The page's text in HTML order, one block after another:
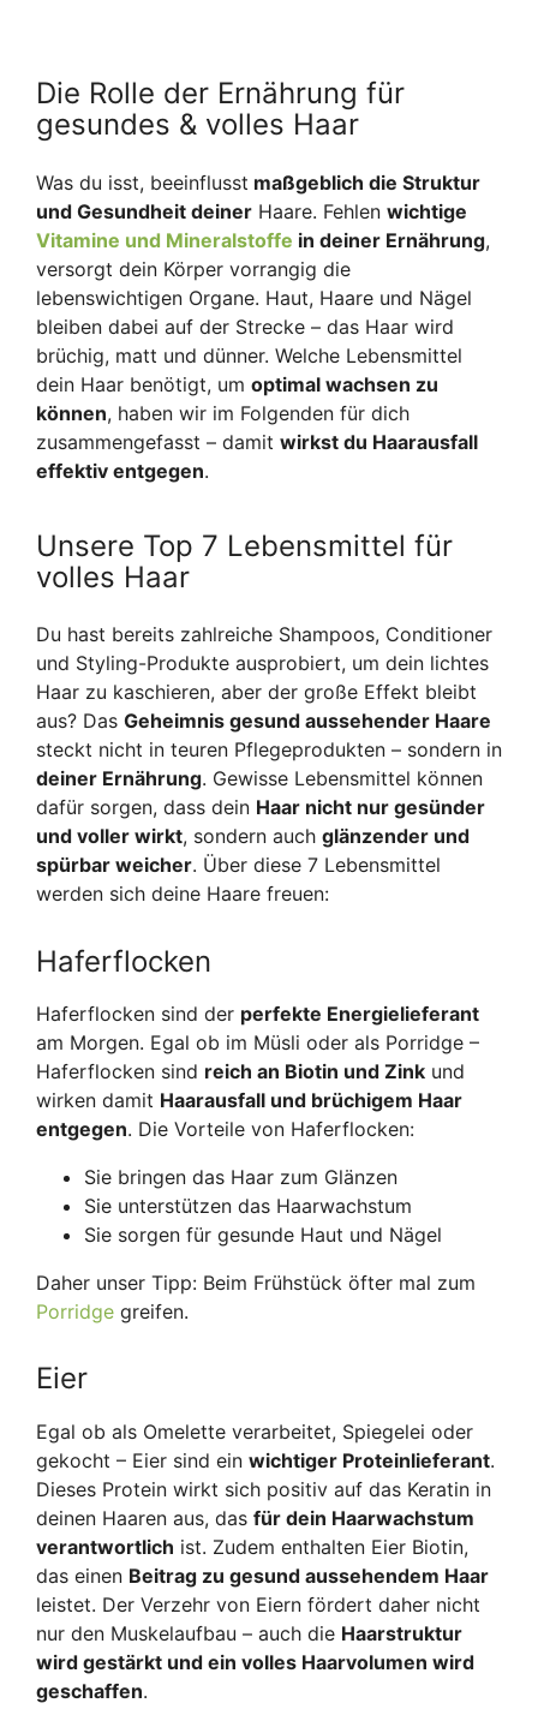
Die Rolle der Ernährung für
gesundes & volles Haar
Was du isst, beeinflusst maßgeblich die Struktur
und Gesundheit deiner Haare. Fehlen wichtige
Vitamine und Mineralstoffe in deiner Ernährung,
versorgt dein Körper vorrangig die
lebenswichtigen Organe. Haut, Haare und Nägel
bleiben dabei auf der Strecke – das Haar wird
brüchig, matt und dünner. Welche Lebensmittel
dein Haar benötigt, um optimal wachsen zu
können, haben wir im Folgenden für dich
zusammengefasst – damit wirkst du Haarausfall
effektiv entgegen.
Unsere Top 7 Lebensmittel für
volles Haar
Du hast bereits zahlreiche Shampoos, Conditioner
und Styling-Produkte ausprobiert, um dein lichtes
Haar zu kaschieren, aber der große Effekt bleibt
aus? Das Geheimnis gesund aussehender Haare
steckt nicht in teuren Pflegeprodukten – sondern in
deiner Ernährung. Gewisse Lebensmittel können
dafür sorgen, dass dein Haar nicht nur gesünder
und voller wirkt, sondern auch glänzender und
spürbar weicher. Über diese 7 Lebensmittel
werden sich deine Haare freuen:
Haferflocken
Haferflocken sind der perfekte Energielieferant
am Morgen. Egal ob im Müsli oder als Porridge –
Haferflocken sind reich an Biotin und Zink und
wirken damit Haarausfall und brüchigem Haar
entgegen. Die Vorteile von Haferflocken:
Sie bringen das Haar zum Glänzen
Sie unterstützen das Haarwachstum
Sie sorgen für gesunde Haut und Nägel
Daher unser Tipp: Beim Frühstück öfter mal zum
Porridge greifen.
Eier
Egal ob als Omelette verarbeitet, Spiegelei oder
gekocht – Eier sind ein wichtiger Proteinlieferant.
Dieses Protein wirkt sich positiv auf das Keratin in
deinen Haaren aus, das für dein Haarwachstum
verantwortlich ist. Zudem enthalten Eier Biotin,
das einen Beitrag zu gesund aussehendem Haar
leistet. Der Verzehr von Eiern fördert daher nicht
nur den Muskelaufbau – auch die Haarstruktur
wird gestärkt und ein volles Haarvolumen wird
geschaffen.